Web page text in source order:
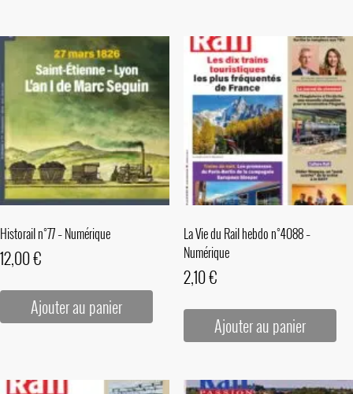
Historail n°77 – Numérique
12,00€
Ajouter au panier
La Vie du Rail hebdo n°4088 –
Numérique
2,10€
Ajouter au panier